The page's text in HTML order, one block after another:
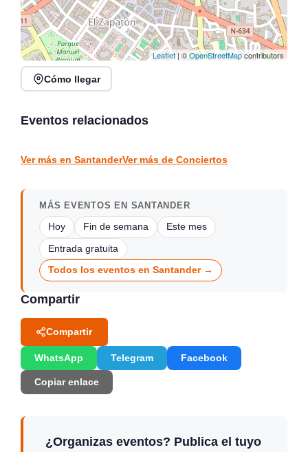
Leaflet | ©OpenStreetMapcontributors
Cómo llegar
Eventos relacionados
Verano Mix Fiesta de
Santander
Ver más en SantanderVer más de Conciertos
MÁS EVENTOS EN SANTANDER
Hoy Fin de semana Este mes
Entrada gratuita
Todos los eventos en Santander →
Compartir
Compartir
WhatsApp Telegram Facebook
Copiar enlace
¿Organizas eventos? Publica el tuyo